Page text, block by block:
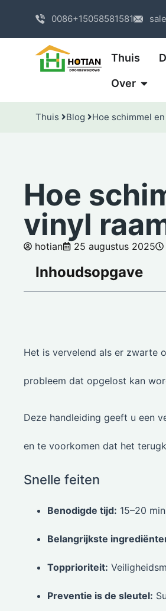
0086+15058581581
Thuis
Over
Thuis Blog Hoe schimmel
Hoe
vinyl
hotian 25 augustus 2025
Inhoudsopgave
Het is vervelend als er zwarte
probleem dat opgelost kan
Deze handleiding geeft u een
en te voorkomen dat het
Snelle feiten
Benodigde tijd: 15–20
Belangrijkste
Topprioriteit:
Preventie is de sleutel: